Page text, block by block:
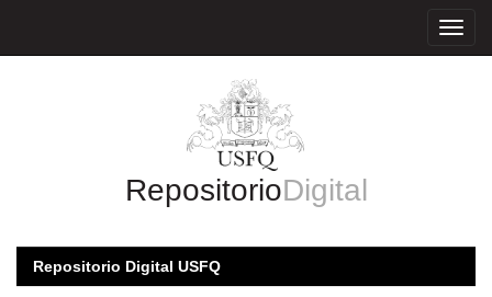
RepositorioDigital
Repositorio Digital USFQ